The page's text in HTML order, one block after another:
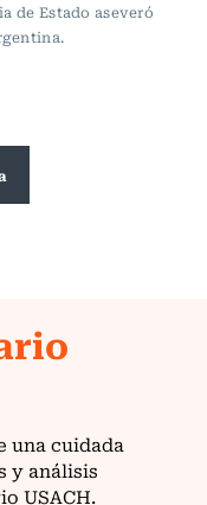
de Estado aseveró